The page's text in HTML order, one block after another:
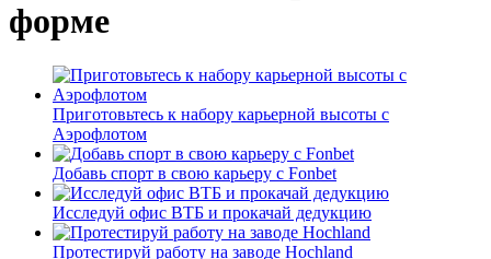
форме
Приготовьтесь к набору карьерной высоты с
Аэрофлотом
Добавь спорт в свою карьеру с Fonbet
Исследуй офис ВТБ и прокачай дедукцию
Протестируй работу на заводе Hochland